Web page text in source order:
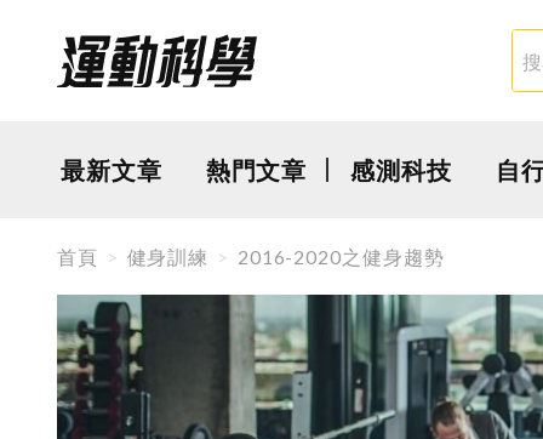
最新文章 熱門文章 感測科技 自
首頁 健身訓練 2016-2020之健身趨勢